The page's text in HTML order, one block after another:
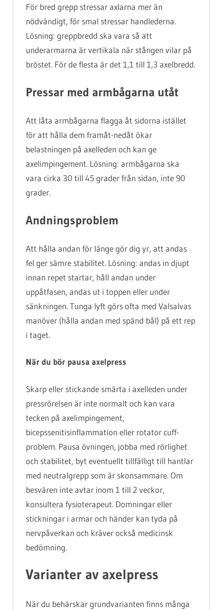
För bred grepp stressar axlarna mer än
nödvändigt, för smal stressar handlederna.
Lösning: greppbredd ska vara så att
underarmarna är vertikala när stången vilar på
bröstet. För de flesta är det 1,1 till 1,3 axelbredd.
Pressar med armbågarna utåt
Att låta armbågarna flagga åt sidorna istället
för att hålla dem framåt-nedåt ökar
belastningen på axelleden och kan ge
axelimpingement. Lösning: armbågarna ska
vara cirka 30 till 45 grader från sidan, inte 90
grader.
Andningsproblem
Att hålla andan för länge gör dig yr, att andas
fel ger sämre stabilitet. Lösning: andas in djupt
innan repet startar, håll andan under
uppåtfasen, andas ut i toppen eller under
sänkningen. Tunga lyft görs ofta med Valsalvas
manöver (hålla andan med spänd bål) på ett rep
i taget.
När du bör pausa axelpress
Skarp eller stickande smärta i axelleden under
pressrörelsen är inte normalt och kan vara
tecken på axelimpingement,
bicepssenitisinflammation eller rotator cuff-
problem. Pausa övningen, jobba med rörlighet
och stabilitet, byt eventuellt tillfälligt till hantlar
med neutralgrepp som är skonsammare. Om
besvären inte avtar inom 1 till 2 veckor,
konsultera fysioterapeut. Domningar eller
stickningar i armar och händer kan tyda på
nervpåverkan och kräver också medicinsk
bedömning.
Varianter av axelpress
När du behärskar grundvarianten finns många